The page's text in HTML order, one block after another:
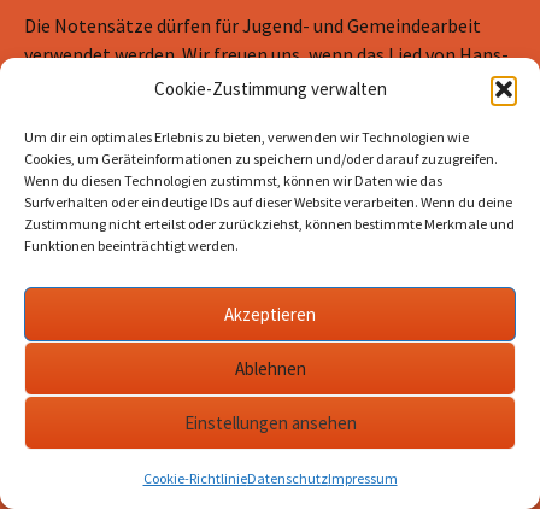
Cookie-Zustimmung verwalten
Um dir ein optimales Erlebnis zu bieten, verwenden wir Technologien wie
Cookies, um Geräteinformationen zu speichern und/oder darauf zuzugreifen.
Wenn du diesen Technologien zustimmst, können wir Daten wie das
Surfverhalten oder eindeutige IDs auf dieser Website verarbeiten. Wenn du deine
Zustimmung nicht erteilst oder zurückziehst, können bestimmte Merkmale und
Funktionen beeinträchtigt werden.
Akzeptieren
Ablehnen
Einstellungen ansehen
Cookie-RichtlinieDatenschutzImpressum
Die Notensätze dürfen für Jugend- und Gemeindearbeit
verwendet werden. Wir freuen uns, wenn das Lied von Hans-
Joachim Eißler und Gottfried Heinzmann gesungen wird.
Ein Abdruck in kommerziellen Produkten bedarf der
schriftlichen
Genehmigung.
Anfragen anbuchhandlung@ejw-buch.de
Quelle des Lebens – Lied zur Jahreslosung 2018
23. Dezember 2017 2018,Audio,Noten,Video
Julian